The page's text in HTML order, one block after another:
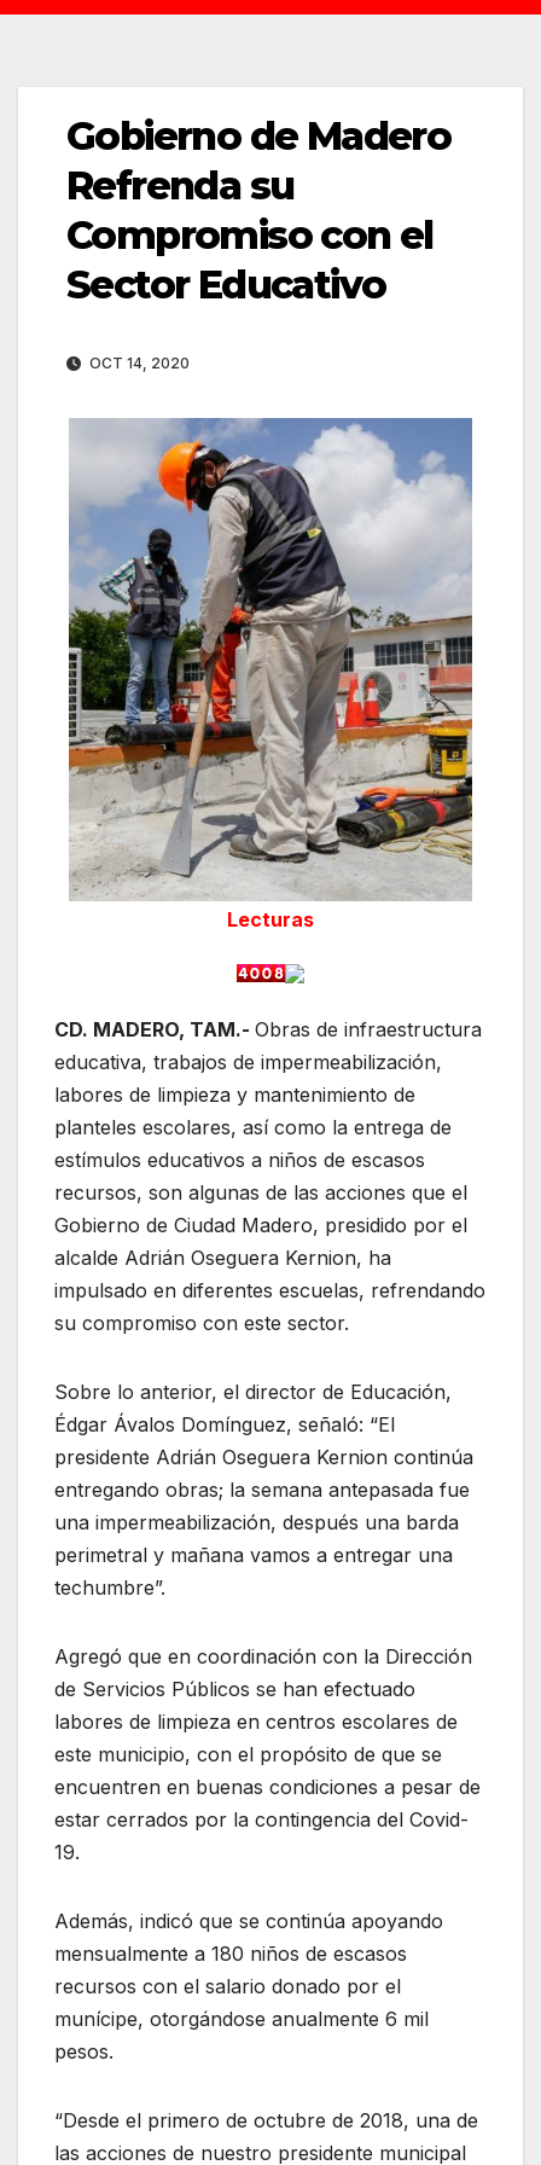
Gobierno de Madero
Refrenda su
Compromiso con el
Sector Educativo
OCT 14, 2020
Lecturas
CD. MADERO, TAM.- Obras de infraestructura
educativa, trabajos de impermeabilización,
labores de limpieza y mantenimiento de
planteles escolares, así como la entrega de
estímulos educativos a niños de escasos
recursos, son algunas de las acciones que el
Gobierno de Ciudad Madero, presidido por el
alcalde Adrián Oseguera Kernion, ha
impulsado en diferentes escuelas, refrendando
su compromiso con este sector.
Sobre lo anterior, el director de Educación,
Édgar Ávalos Domínguez, señaló: “El
presidente Adrián Oseguera Kernion continúa
entregando obras; la semana antepasada fue
una impermeabilización, después una barda
perimetral y mañana vamos a entregar una
techumbre”.
Agregó que en coordinación con la Dirección
de Servicios Públicos se han efectuado
labores de limpieza en centros escolares de
este municipio, con el propósito de que se
encuentren en buenas condiciones a pesar de
estar cerrados por la contingencia del Covid-
19.
Además, indicó que se continúa apoyando
mensualmente a 180 niños de escasos
recursos con el salario donado por el
munícipe, otorgándose anualmente 6 mil
pesos.
“Desde el primero de octubre de 2018, una de
las acciones de nuestro presidente municipal